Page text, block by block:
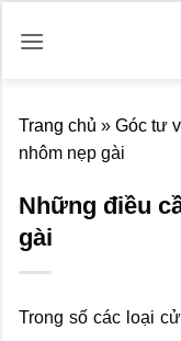
qua
Trang chủ » Góc tư
nhôm nẹp gài
Những điều
gài
Trong số các loại